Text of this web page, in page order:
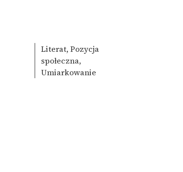
Literat, Pozycja
społeczna,
Umiarkowanie